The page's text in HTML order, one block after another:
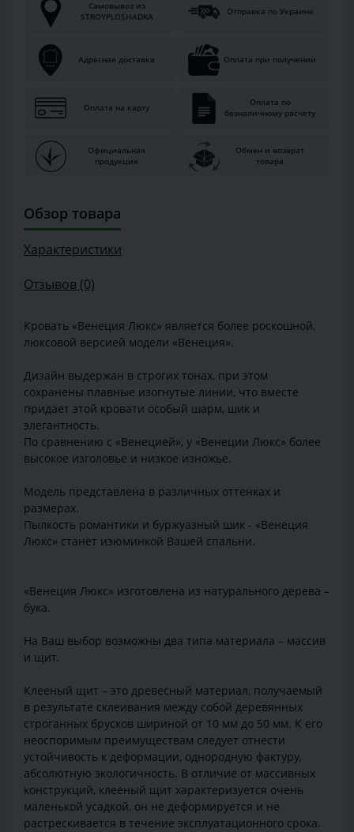
Самовывоз из
STROYPLOSHADKA
Отправка по Украине
Адресная доставка Оплата при получении
Оплата на карту
Оплата по
безналичному расчету
Официальная
продукция
Обмен и возврат
товара
Обзор товара
Характеристики
Отзывов (0)
Кровать «Венеция Люкс» является более роскошной,
люксовой версией модели «Венеция».
Дизайн выдержан в строгих тонах, при этом
сохранены плавные изогнутые линии, что вместе
придает этой кровати особый шарм, шик и
элегантность.
По сравнению с «Венецией», у «Венеции Люкс» более
высокое изголовье и низкое изножье.
Модель представлена в различных оттенках и
размерах.
Пылкость романтики и буржуазный шик - «Венеция
Люкс» станет изюминкой Вашей спальни.
«Венеция Люкс» изготовлена из натурального дерева –
бука.
На Ваш выбор возможны два типа материала – массив
и щит.
Клееный щит – это древесный материал, получаемый
в результате склеивания между собой деревянных
строганных брусков шириной от 10 мм до 50 мм. К его
неоспоримым преимуществам следует отнести
устойчивость к деформации, однородную фактуру,
абсолютную экологичность. В отличие от массивных
конструкций, клееный щит характеризуется очень
маленькой усадкой, он не деформируется и не
растрескивается в течение эксплуатационного срока.